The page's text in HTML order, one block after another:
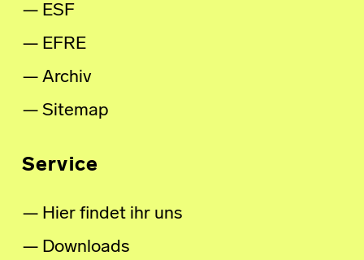
ESF
EFRE
Archiv
Sitemap
Service
Hier findet ihr uns
Downloads